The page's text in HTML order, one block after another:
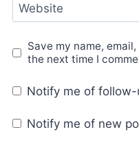
Website
Save my name,
the next time I
Notify me of
Notify me of new